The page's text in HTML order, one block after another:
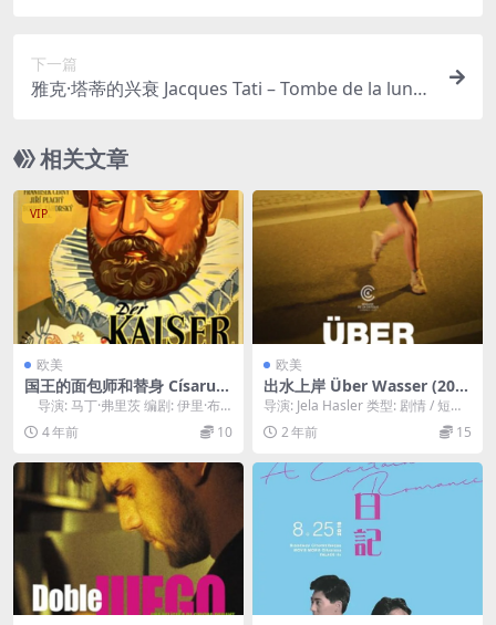
下一篇
雅克·塔蒂的兴衰 Jacques Tati – Tombe de la lune
相关文章
VIP
欧美
国王的面包师和替身 Císaruv
pekar a pekaruv císar (195
导演: 马丁·弗里茨 编剧: 伊里·布
尔德奇卡 / ...
4 年前 10
欧美
出水上岸 Über Wasser (202
1)
导演: Jela Hasler 类型: 剧情 / 短片
制片国家/地区: 瑞士 ...
2 年前 15